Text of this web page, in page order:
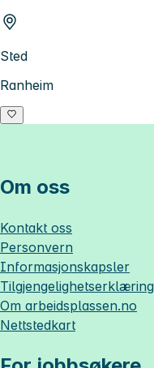
Sted
Ranheim
Om oss
Kontakt oss
Personvern
Informasjonskapsler
Tilgjengelighetserklæring
Om arbeidsplassen.no
Nettstedkart